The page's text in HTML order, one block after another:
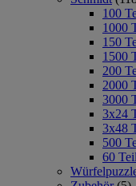
100
1000
150
1500
200
2000
3000
3x24
3x48
500
60